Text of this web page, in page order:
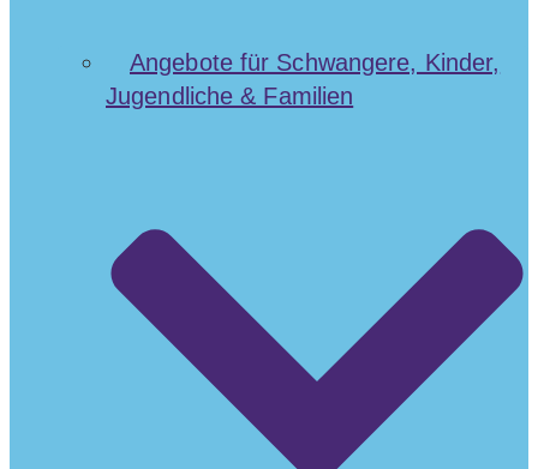
Angebote für Schwangere, Kinder,
Jugendliche & Familien